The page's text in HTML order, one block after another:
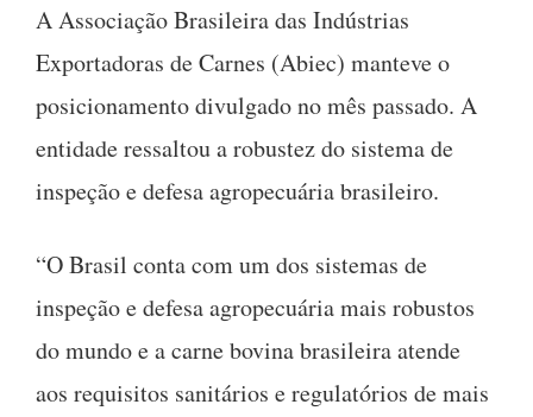
A Associação Brasileira das Indústrias
Exportadoras de Carnes (Abiec) manteve o
posicionamento divulgado no mês passado. A
entidade ressaltou a robustez do sistema de
inspeção e defesa agropecuária brasileiro.
“O Brasil conta com um dos sistemas de
inspeção e defesa agropecuária mais robustos
do mundo e a carne bovina brasileira atende
aos requisitos sanitários e regulatórios de mais